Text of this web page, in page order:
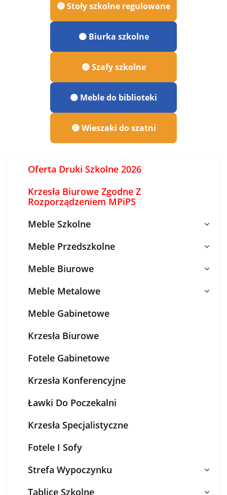
🔵 Stoły szkolne regulowane
🟠 Biurka szkolne
🔵 Szafy szkolne
🟠 Meble do biblioteki
🔵 Wieszaki do szatni
Oferta Druki Szkolne 2026
Krzesła Biurowe Zgodne Z
Rozporządzeniem MPiPS
Meble Szkolne
Meble Przedszkolne
Meble Biurowe
Meble Metalowe
Meble Gabinetowe
Krzesła Biurowe
Fotele Gabinetowe
Krzesła Konferencyjne
Ławki Do Poczekalni
Krzesła Specjalistyczne
Fotele I Sofy
Strefa Wypoczynku
Tablice Szkolne